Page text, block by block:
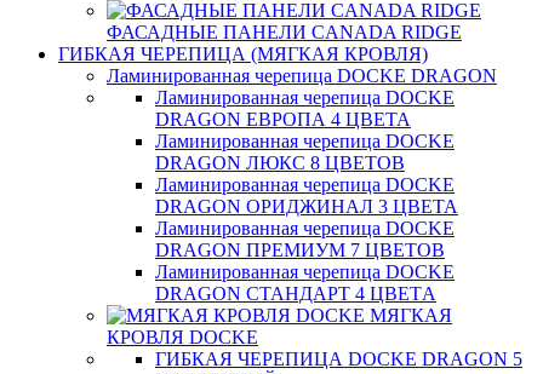
ФАСАДНЫЕ ПАНЕЛИ CANADA RIDGE
ГИБКАЯ ЧЕРЕПИЦА (МЯГКАЯ КРОВЛЯ)
Ламинированная черепица DOCKE DRAGON
Ламинированная черепица DOCKE
DRAGON ЕВРОПА 4 ЦВЕТА
Ламинированная черепица DOCKE
DRAGON ЛЮКС 8 ЦВЕТОВ
Ламинированная черепица DOCKE
DRAGON ОРИДЖИНАЛ 3 ЦВЕТА
Ламинированная черепица DOCKE
DRAGON ПРЕМИУМ 7 ЦВЕТОВ
Ламинированная черепица DOCKE
DRAGON СТАНДАРТ 4 ЦВЕТA
МЯГКАЯ
КРОВЛЯ DOCKE
ГИБКАЯ ЧЕРЕПИЦА DOCKE DRAGON 5